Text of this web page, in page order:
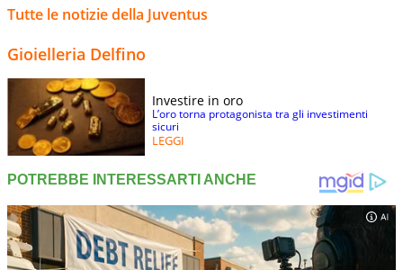
Tutte le notizie della Juventus
Gioielleria Delfino
Investire in oro
L’oro torna protagonista tra gli investimenti
sicuri
LEGGI